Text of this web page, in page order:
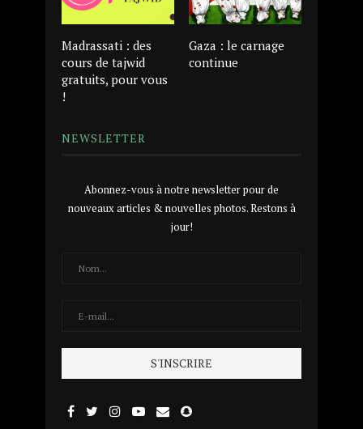
Madrassati : des
cours de tajwid
gratuits, pour vous
!
Gaza : le carnage
continue
NEWSLETTER
Abonnez-vous à notre newsletter pour de
nouveaux articles & nouvelles photos. Restons à
jour!